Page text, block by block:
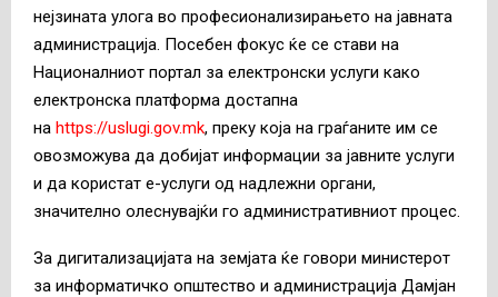
нејзината улога во професионализирањето на јавната
администрација. Посебен фокус ќе се стави на
Националниот портал за електронски услуги како
електронска платформа достапна
на https://uslugi.gov.mk, преку која на граѓаните им се
овозможува да добијат информации за јавните услуги
и да користат е-услуги од надлежни органи,
значително олеснувајќи го административниот процес.
За дигитализацијата на земјата ќе говори министерот
за информатичко општество и администрација Дамјан